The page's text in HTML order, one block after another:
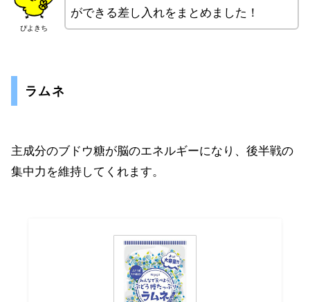
ぴよきち
ができる差し入れをまとめました！
ラムネ
主成分のブドウ糖が脳のエネルギーになり、後半戦の
集中力を維持してくれます。